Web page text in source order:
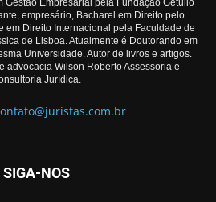
Gestão Empresarial pela Fundação Getúlio
empresário, Bacharel em Direito pelo
em Direito Internacional pela Faculdade de
de Lisboa. Atualmente é Doutorando em
Universidade. Autor de livros e artigos.
advocacia Wilson Roberto Assessoria e
Jurídica.
SIGA-NOS